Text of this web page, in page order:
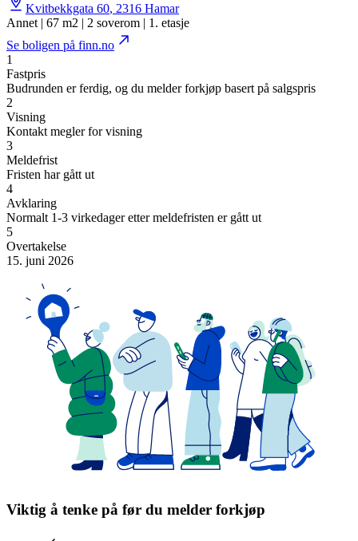
Kvitbekkgata 60, 2316 Hamar
Annet | 67 m2 | 2 soverom | 1. etasje
Se boligen på finn.no
1
Fastpris
Budrunden er ferdig, og du melder forkjøp basert på salgspris
2
Visning
Kontakt megler for visning
3
Meldefrist
Fristen har gått ut
4
Avklaring
Normalt 1-3 virkedager etter meldefristen er gått ut
5
Overtakelse
15. juni 2026
Viktig å tenke på før du melder forkjøp